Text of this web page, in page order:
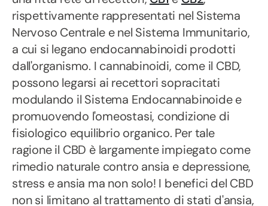
rispettivamente rappresentati nel Sistema
Nervoso Centrale e nel Sistema Immunitario,
a cui si legano endocannabinoidi prodotti
dall'organismo. I cannabinoidi, come il CBD,
possono legarsi ai recettori sopracitati
modulando il Sistema Endocannabinoide e
promuovendo l'omeostasi, condizione di
fisiologico equilibrio organico. Per tale
ragione il CBD è largamente impiegato come
rimedio naturale contro ansia e depressione,
stress e ansia ma non solo! I benefici del CBD
non si limitano al trattamento di stati d'ansia,